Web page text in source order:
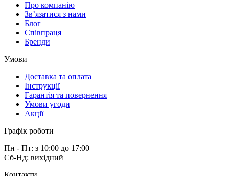
Про компанію
Зв’язатися з нами
Блог
Співпраця
Бренди
Умови
Доставка та оплата
Інструкції
Гарантія та повернення
Умови угоди
Акції
Графік роботи
Пн - Пт: з 10:00 до 17:00
Сб-Нд: вихідний